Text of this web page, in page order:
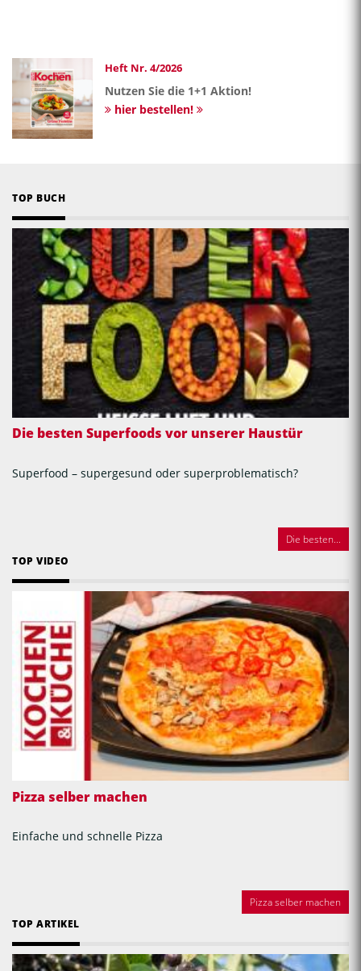
Heft Nr. 4/2026
Nutzen Sie die 1+1 Aktion!
hier bestellen!
TOP BUCH
Die besten Superfoods vor unserer Haustür
Superfood – supergesund oder superproblematisch?
Die besten...
TOP VIDEO
Pizza selber machen
Einfache und schnelle Pizza
Pizza selber machen
TOP ARTIKEL